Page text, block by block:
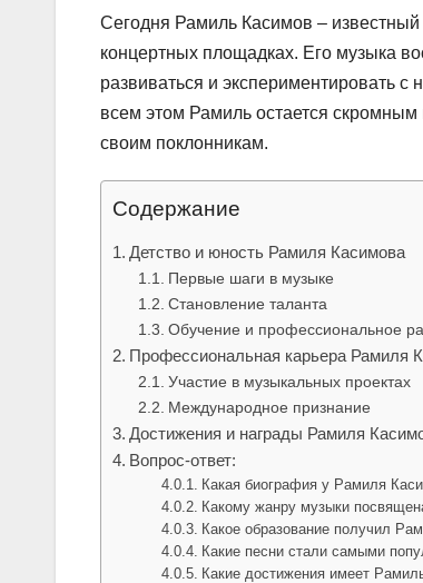
Сегодня Рамиль Касимов –
концертных площадках. Его музыка
развиваться и экспериментировать
всем этом Рамиль остается
своим поклонникам.
Содержание
Детство и юность Рамиля Касимова
Первые шаги в музыке
Становление таланта
Обучение и профессиональное
Профессиональная карьера Рамиля
Участие в музыкальных проектах
Международное признание
Достижения и награды Рамиля
Вопрос-ответ:
Какая биография у Рамиля
Какому жанру музыки
Какое образование получил
Какие песни стали самыми
Какие достижения имеет